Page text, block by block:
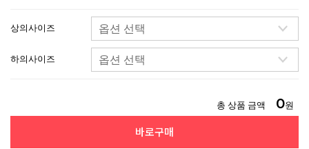
상의사이즈
하의사이즈
총 상품 금액 0원
바로구매